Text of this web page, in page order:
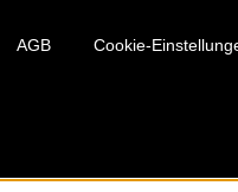
AGB Cookie-